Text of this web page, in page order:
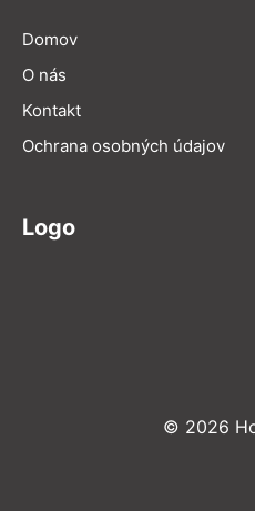
Domov
O nás
Kontakt
Ochrana osobných údajov
Logo
© 2026